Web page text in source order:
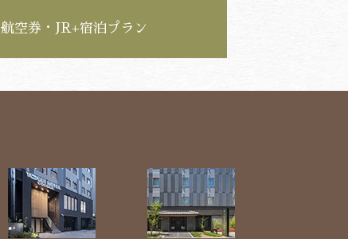
航空券・JR+宿泊プラン